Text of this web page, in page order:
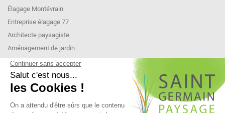
Élagage Montévrain
Entreprise élagage 77
Architecte paysagiste
Aménagement de jardin
INFORMATIONS
Condition générales de ventes et de prestation de service
Mentions légales